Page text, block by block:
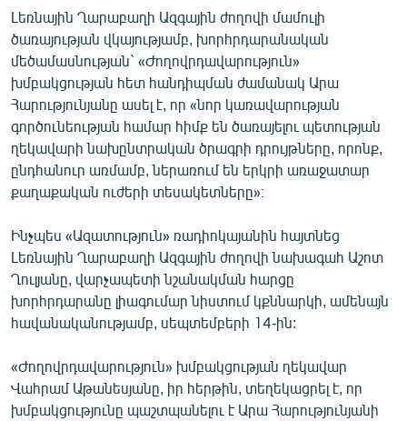
Լեռնային Ղարաբաղի Ազգային ժողովի մամուլի
ծառայության վկայությամբ, խորհրդարանական
մեծամասնության` «Ժողովրդավարություն»
խմբակցության հետ հանդիպման ժամանակ Արա
Հարությունյանը ասել է, որ «նոր կառավարության
գործունեության համար հիմք են ծառայելու պետության
ղեկավարի նախընտրական ծրագրի դրույթները, որոնք,
ընդհանուր առմամբ, ներառում են երկրի առաջատար
քաղաքական ուժերի տեսակետները»։
Ինչպես «Ազատություն» ռադիոկայանին հայտնեց
Լեռնային Ղարաբաղի Ազգային ժողովի նախագահ Աշոտ
Ղուլյանը, վարչապետի նշանակման հարցը
խորհրդարանը լիագումար նիստում կքննարկի, ամենայն
հավանականությամբ, սեպտեմբերի 14-ին:
«Ժողովրդավարություն» խմբակցության ղեկավար
Վահրամ Աթանեսյանը, իր հերթին, տեղեկացրել է, որ
խմբակցությունը պաշտպանելու է Արա Հարությունյանի